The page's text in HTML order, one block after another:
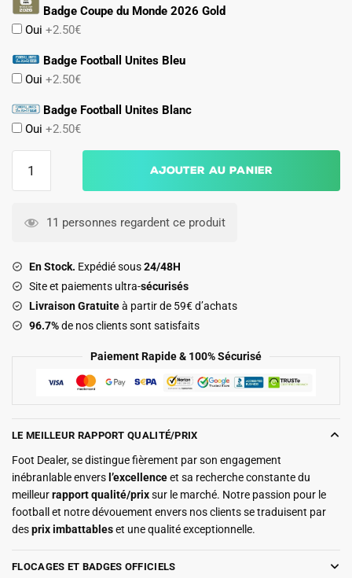
Badge Coupe du Monde 2026 Gold
Oui +2.50€
Badge Football Unites Bleu
Oui +2.50€
Badge Football Unites Blanc
Oui +2.50€
Curacao
2026
2027
Ajouter au panier
11 personnes regardent ce produit
En Stock. Expédié sous24/48H
Site et paiements ultra-sécurisés
Livraison Gratuiteà partir de 59€ d’achats
96.7%de nos clients sont satisfaits
Paiement Rapide & 100% Sécurisé
LE MEILLEUR RAPPORT QUALITÉ/PRIX
Foot Dealer, se distingue fièrement par son engagement
inébranlable envers l’excellenceet sa recherche constante du
meilleurrapport qualité/prixsur le marché. Notre passion pour le
football et notre dévouement envers nos clients se traduisent par
desprix imbattableset une qualité exceptionnelle.
FLOCAGES ET BADGES OFFICIELS